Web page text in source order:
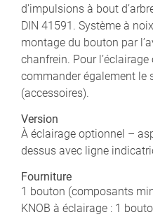
d’impulsions à bout
DIN 41591. Système à
montage du bouton par
chanfrein. Pour
commander également le
(accessoires).
Version
À éclairage optionnel –
dessus avec ligne
Fourniture
1 bouton (composants
KNOB à éclairage : 1